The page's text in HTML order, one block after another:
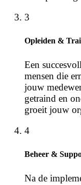
3
Opleiden &
Een
mensen die
jouw
getraind en
groeit jouw
4
Beheer &
Na de